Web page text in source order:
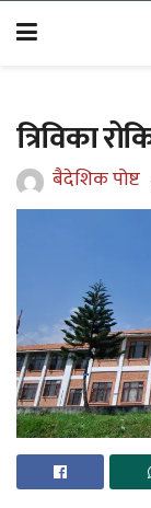
त्रिविका
बैदेशिक पोष्ट